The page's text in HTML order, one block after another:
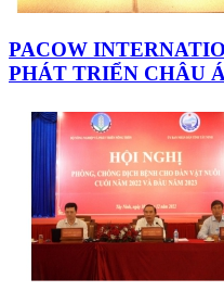
PACOW
PHÁT TRIỂN CHÂU